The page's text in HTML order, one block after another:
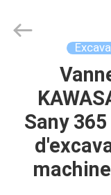
APERÇU
PRODUITS
VIDÉOS
Machinery
Sany